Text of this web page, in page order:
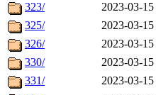
323/
2023-03-15
325/
2023-03-15
326/
2023-03-15
330/
2023-03-15
331/
2023-03-15